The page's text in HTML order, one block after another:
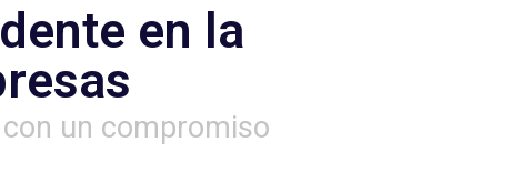
en la
un compromiso